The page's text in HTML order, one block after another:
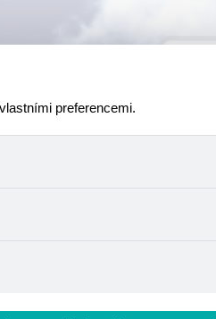
preferencemi.
souhlasu s uživáním cookies.
uživateli. Proto nedokážeme